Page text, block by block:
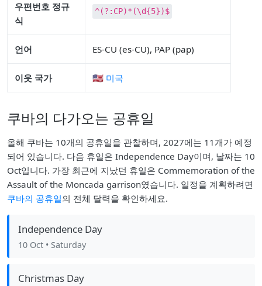
우편번호 정규
식
^(?:CP)*(\d{5})$
언어 ES-CU (es-CU), PAP (pap)
이웃 국가 🇺🇸 미국
쿠바의 다가오는 공휴일
올해 쿠바는 10개의 공휴일을 관찰하며, 2027에는 11개가 예정
되어 있습니다. 다음 휴일은 Independence Day이며, 날짜는 10
Oct입니다. 가장 최근에 지났던 휴일은 Commemoration of the
Assault of the Moncada garrison였습니다. 일정을 계획하려면
쿠바의 공휴일의 전체 달력을 확인하세요.
Independence Day
10 Oct • Saturday
Christmas Day